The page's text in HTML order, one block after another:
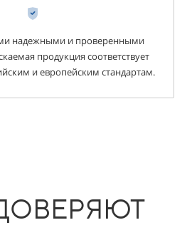
надежными и проверенными
продукция соотве­тствует
и европейским стандартам.